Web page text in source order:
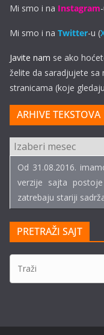
Mi smo i na Instagram
Mi smo i na Twitter-u (
Javite nam se ako
želite da saradjujete sa
stranicama (koje
ARHIVE TEKSTOVA
ARHIVE
TEKSTOVA
Od 31.08.2016.
verzije sajta
zatrebaju stariji
PRETRAŽI SAJT